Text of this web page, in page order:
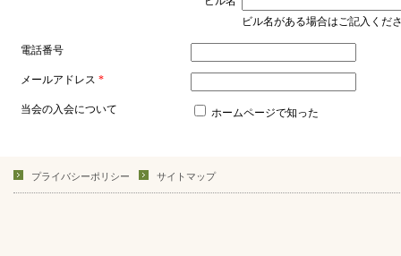
プライバシーポリシー サイトマップ